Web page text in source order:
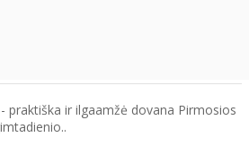
praktiška ir ilgaamžė dovana Pirmosios